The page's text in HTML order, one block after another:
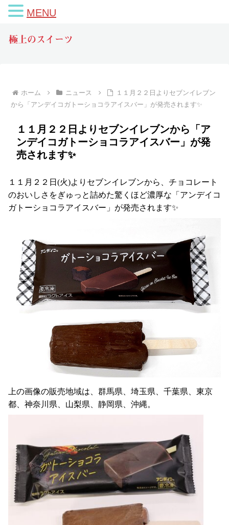
極上のスイーツ
ホーム ニュース
１１月２２日よりセブンイレブン
から「アンデイコガトーショコラアイスバー」が発売されます✨
１１月２２日よりセブンイレブンから「ア
ンデイコガトーショコラアイスバー」が発
売されます✨
１１月２２日(火)よりセブンイレブンから、チョコレート
のおいしさをぎゅっと詰めた驚くほど濃厚な「アンデイコ
ガトーショコラアイスバー」が発売されます✨
上の画像の販売地域は、群馬県、埼玉県、千葉県、東京
都、神奈川県、山梨県、静岡県、沖縄。
MENU